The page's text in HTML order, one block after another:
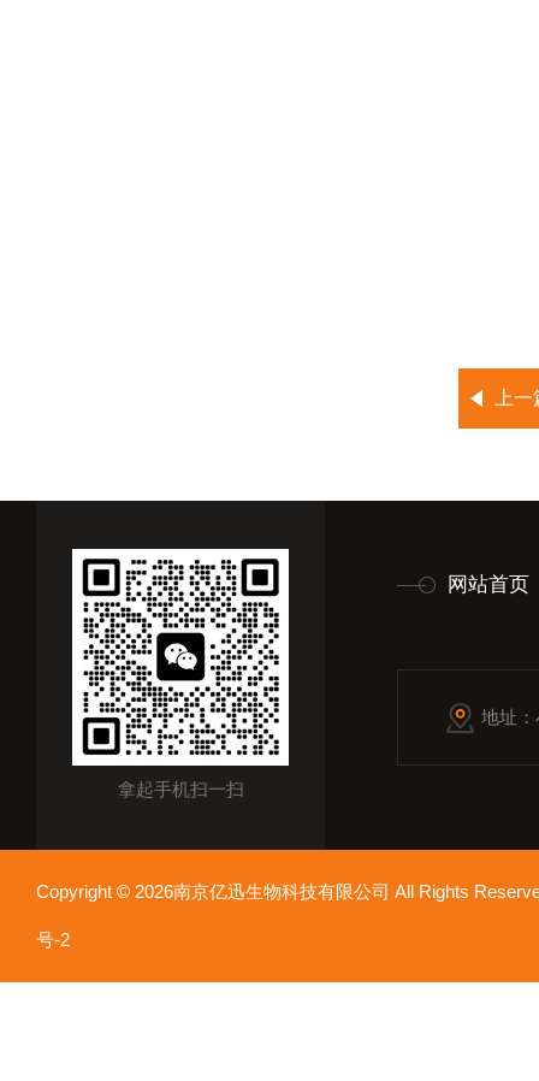
上
拿起手机扫一扫
网站首页
地址
Copyright © 2026南京亿迅生物科技有限公司 All Rights
号-2